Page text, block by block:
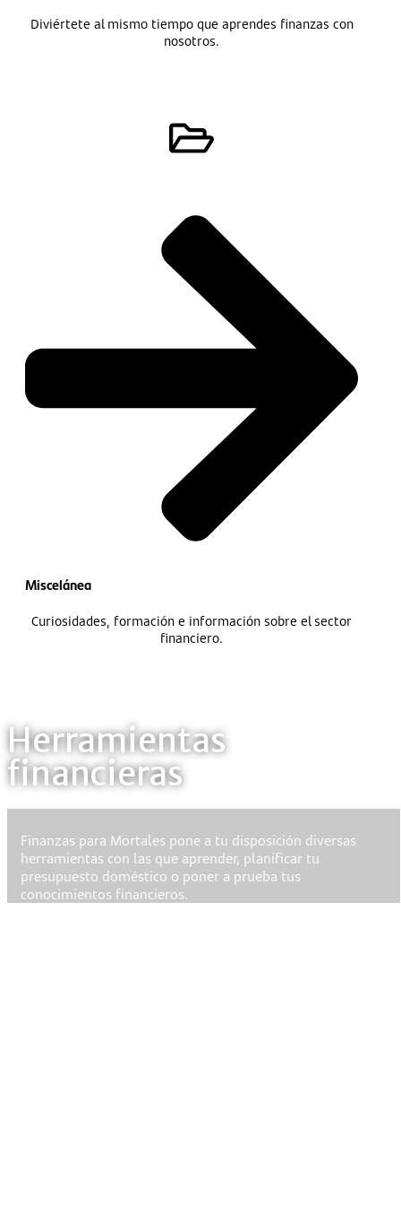
Diviértete al mismo tiempo que aprendes finanzas con
nosotros.
Miscelánea
Curiosidades, formación e información sobre el sector
financiero.
Herramientas
financieras
Finanzas para Mortales pone a tu disposición diversas
herramientas con las que aprender, planificar tu
presupuesto doméstico o poner a prueba tus
conocimientos financieros.